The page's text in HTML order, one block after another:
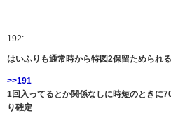
192:
はいふりも通常時から特図2保留ためられ
>>191
1回入ってるとか関係なしに時短のときに
り確定